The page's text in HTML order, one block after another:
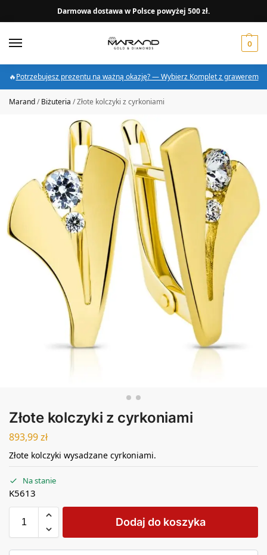
Darmowa dostawa w Polsce powyżej 500 zł.
0
🔥Potrzebujesz prezentu na ważną okazję? — Wybierz Komplet z grawerem
Marand/Biżuteria /Złote kolczyki z cyrkoniami
Złote kolczyki z cyrkoniami
893,99zł
Złote kolczyki wysadzane cyrkoniami.
Na stanie
K5613
Dodaj do koszyka